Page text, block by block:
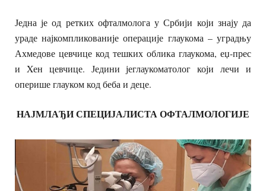
Једна је од ретких офталмолога у Србији који знају да
ураде најкомпликованије операције глаукома – уградњу
Ахмедове цевчице код тешких облика глаукома, еџ-прес
и Xен цевчице. Једини јеглаукоматолог који лечи и
оперише глауком код беба и деце.
НАЈМЛАЂИ СПЕЦИЈАЛИСТА ОФТАЛМОЛОГИЈЕ